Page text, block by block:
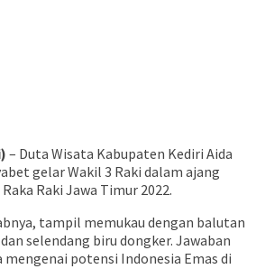
– Duta Wisata Kabupaten Kediri Aida
gelar Wakil 3 Raki dalam ajang
Raki Jawa Timur 2022.
tampil memukau dengan balutan
selendang biru dongker. Jawaban
mengenai potensi Indonesia Emas di